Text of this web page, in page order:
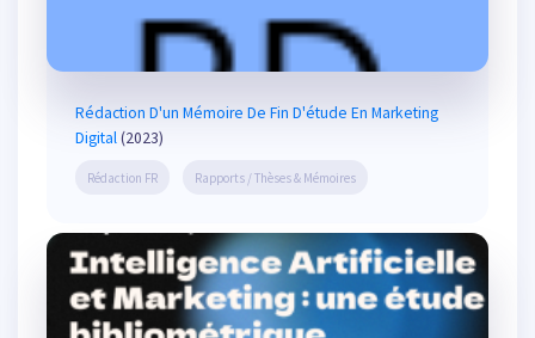
Rédaction D'un Mémoire De Fin D'étude En Marketing
Digital(2023)
Rédaction FR Rapports / Thèses & Mémoires